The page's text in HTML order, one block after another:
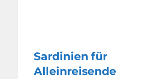
Sardinien für
Alleinreisende